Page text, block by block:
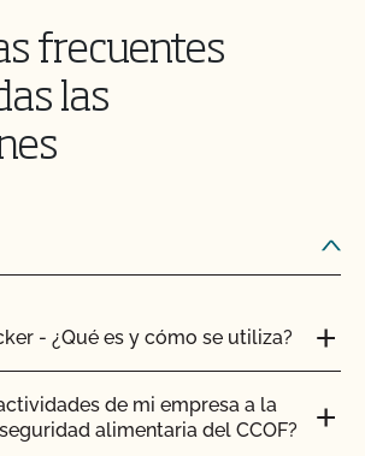
frecuentes
las
- ¿Qué es y cómo se utiliza?
de mi empresa a la
alimentaria del CCOF?
ecológica, ¿todos los
tienen que ser gestionados
es orgánica y alimentada con
otro requisito que deba tener en
Alimentada con Pasto?
las semillas orgánicas, los
comercial?